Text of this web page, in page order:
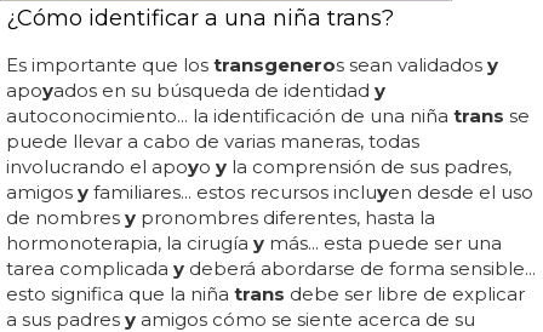
¿Cómo identificar a una niña trans?
Es importante que los transgeneros sean validados y
apoyados en su búsqueda de identidad y
autoconocimiento... la identificación de una niña trans se
puede llevar a cabo de varias maneras, todas
involucrando el apoyo y la comprensión de sus padres,
amigos y familiares... estos recursos incluyen desde el uso
de nombres y pronombres diferentes, hasta la
hormonoterapia, la cirugía y más... esta puede ser una
tarea complicada y deberá abordarse de forma sensible...
esto significa que la niña trans debe ser libre de explicar
a sus padres y amigos cómo se siente acerca de su